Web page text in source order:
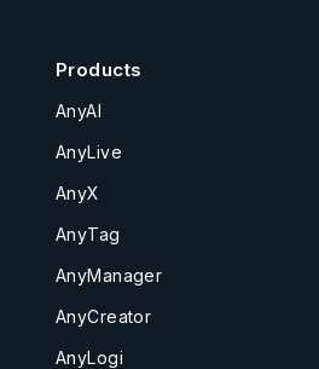
Products
AnyAI
AnyLive
AnyX
AnyTag
AnyManager
AnyCreator
AnyLogi